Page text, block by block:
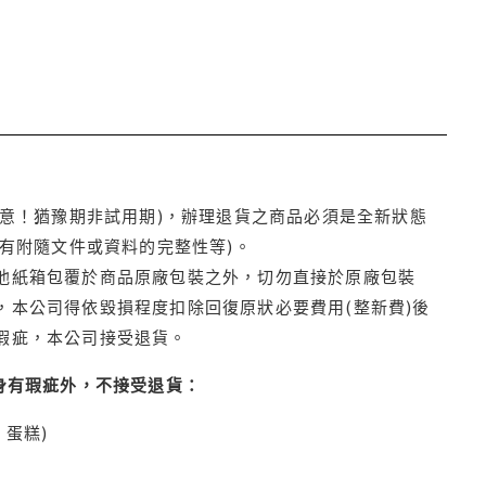
！猶豫期非試用期)，辦理退貨之商品必須是全新狀態
附隨文件或資料的完整性等)。
箱包覆於商品原廠包裝之外，切勿直接於原廠包裝
公司得依毀損程度扣除回復原狀必要費用(整新費)後
，本公司接受退貨。
瑕疵外，不接受退貨：
蛋糕)